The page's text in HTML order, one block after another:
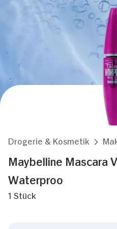
Drogerie & Kosmetik
Maybelline Mascara
Waterproo
1 Stück